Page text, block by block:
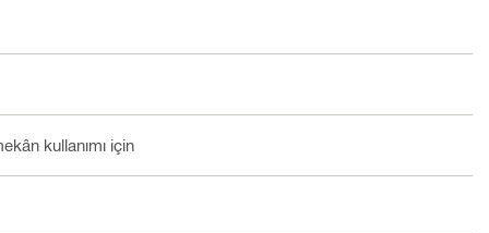
kullanımı için